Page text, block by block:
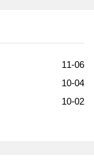
11-06
10-04
10-02